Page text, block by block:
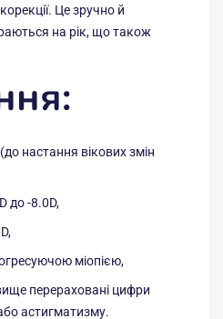
Це зручно й
на рік, що також
настання вікових змін
до -8.0D,
міопією,
перераховані цифри
астигматизму.